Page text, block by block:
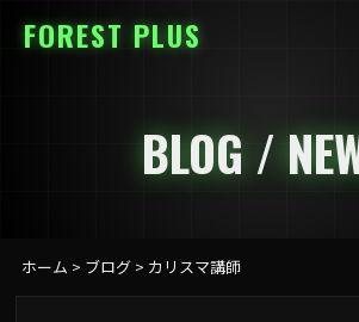
FOREST PLUS
BLOG /
ホーム > ブログ> カリスマ講師